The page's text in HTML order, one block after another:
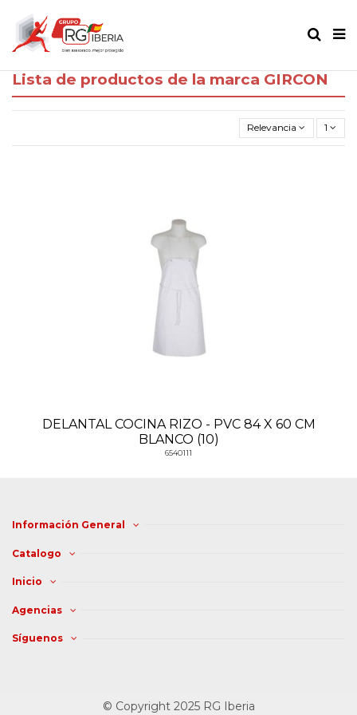
Lista de productos de la marca GIRCON
Relevancia 1
DELANTAL COCINA RIZO - PVC 84 X 60 CM
BLANCO (10)
6540111
Información General
Catalogo
Inicio
Agencias
Síguenos
© Copyright 2025 RG Iberia